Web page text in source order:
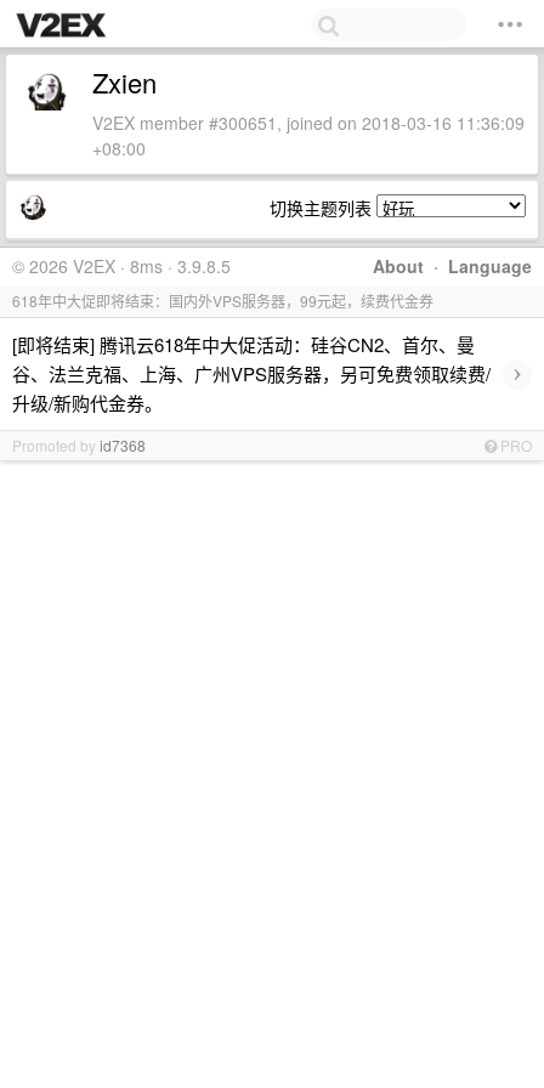
Zxien
V2EX member #300651, joined on 2018-03-16 11:36:09
+08:00
切换主题列表
About · Language
© 2026 V2EX · 8ms · 3.9.8.5
618年中大促即将结束：国内外VPS服务器，99元起，续费代金券
[即将结束] 腾讯云618年中大促活动：硅谷CN2、首尔、曼
谷、法兰克福、上海、广州VPS服务器，另可免费领取续费/
升级/新购代金券。
›
Promoted byid7368 PRO